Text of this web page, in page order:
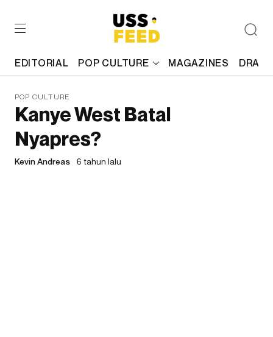
EDITORIAL POP CULTURE MAGAZINES
POP CULTURE
Kanye West Batal
Nyapres?
Kevin Andreas 6 tahun lalu